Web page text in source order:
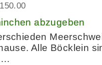
abzugeben
Alle Böcklein
…